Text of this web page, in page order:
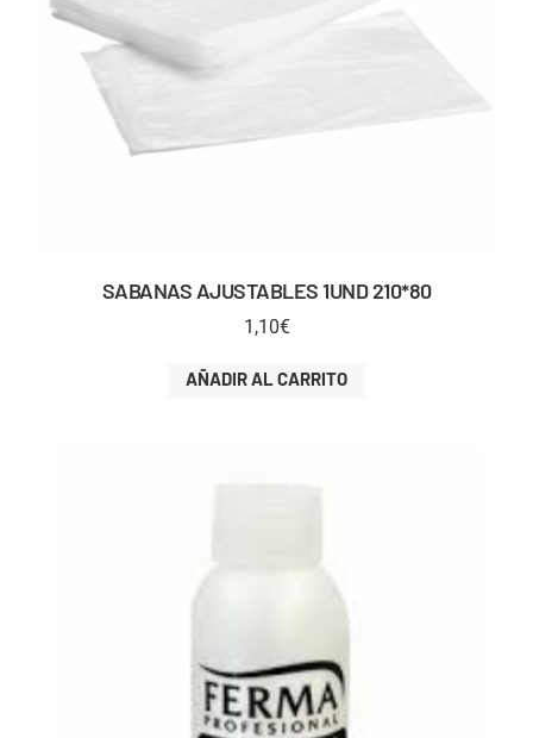
SABANAS AJUSTABLES 1UND 210*80
1,10€
AÑADIR AL CARRITO